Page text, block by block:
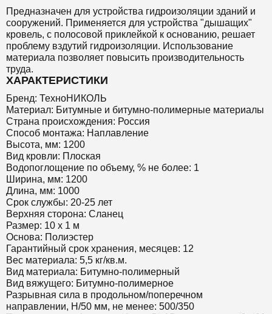
Предназначен для устройства гидроизоляции зданий и
сооружений. Применяется для устройства "дышащих"
кровель, с полосовой приклейкой к основанию, решает
проблему вздутий гидроизоляции. Использование
материала позволяет повысить производительность
труда.
ХАРАКТЕРИСТИКИ
Бренд: ТехноНИКОЛЬ
Материал: Битумные и битумно-полимерные материалы
Страна происхождения: Россия
Способ монтажа: Наплавление
Высота, мм: 1200
Вид кровли: Плоская
Водопоглощение по объему, % не более: 1
Ширина, мм: 1200
Длина, мм: 1000
Срок службы: 20-25 лет
Верхняя сторона: Сланец
Размер: 10 х 1 м
Основа: Полиэстер
Гарантийный срок хранения, месяцев: 12
Вес материала: 5,5 кг/кв.м.
Вид материала: Битумно-полимерный
Вид вяжущего: Битумно-полимерное
Разрывная сила в продольном/поперечном
направлении, Н/50 мм, не менее: 500/350